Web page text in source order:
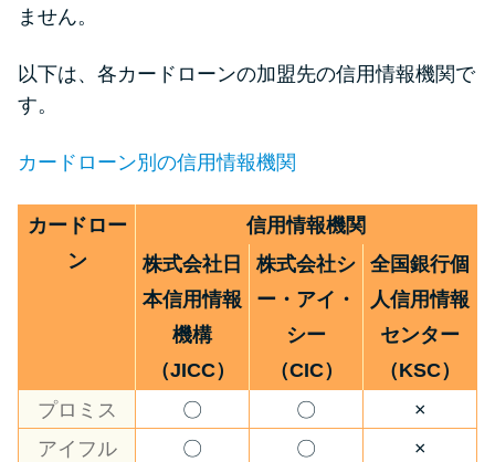
ません。
以下は、各カードローンの加盟先の信用情報機関で
す。
カードローン別の信用情報機関
カードロー
ン
信用情報機関
株式会社日
本信用情報
機構
（JICC）
株式会社シ
ー・アイ・
シー
（CIC）
全国銀行個
人信用情報
センター
（KSC）
プロミス
〇 〇
×
アイフル
〇 〇
×